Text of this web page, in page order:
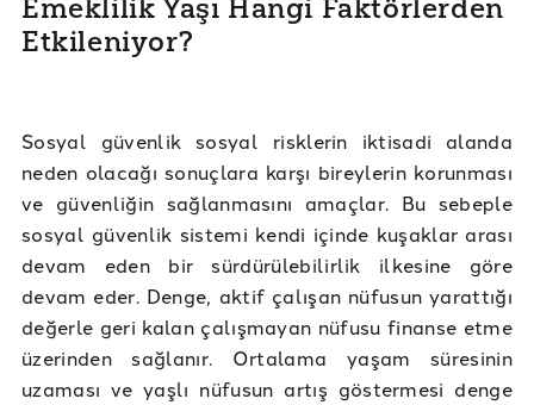
Emeklilik Yaşı Hangi Faktörlerden
Etkileniyor?
Sosyal güvenlik sosyal risklerin iktisadi alanda
neden olacağı sonuçlara karşı bireylerin korunması
ve güvenliğin sağlanmasını amaçlar. Bu sebeple
sosyal güvenlik sistemi kendi içinde kuşaklar arası
devam eden bir sürdürülebilirlik ilkesine göre
devam eder. Denge, aktif çalışan nüfusun yarattığı
değerle geri kalan çalışmayan nüfusu finanse etme
üzerinden sağlanır. Ortalama yaşam süresinin
uzaması ve yaşlı nüfusun artış göstermesi denge